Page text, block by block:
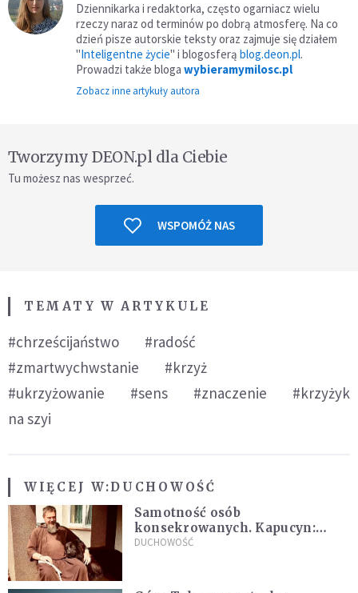
Dziennikarka i redaktorka, często ogarniacz wielu
rzeczy naraz od terminów po dobrą atmosferę. Na co
dzień pisze autorskie teksty oraz zajmuje się działem
"Inteligentne życie" i blogosferą blog.deon.pl.
Prowadzi także bloga wybieramymilosc.pl
Zobacz inne artykuły autora
Tworzymy DEON.pl dla Ciebie
Tu możesz nas wesprzeć.
WSPOMÓŻ NAS
TEMATY W ARTYKULE
#chrześcijaństwo
#radość
#zmartwychwstanie
#krzyż
#ukrzyżowanie
#sens #znaczenie
#krzyżyk
na szyi
WIĘCEJ W:DUCHOWOŚĆ
Samotność osób
konsekrowanych. Kapucyn:
Życie w pojedynkę rzadko jest
DUCHOWOŚĆ